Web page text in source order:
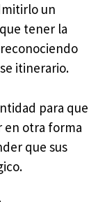
un
tener la
itinerario.
para que
en otra forma
que sus